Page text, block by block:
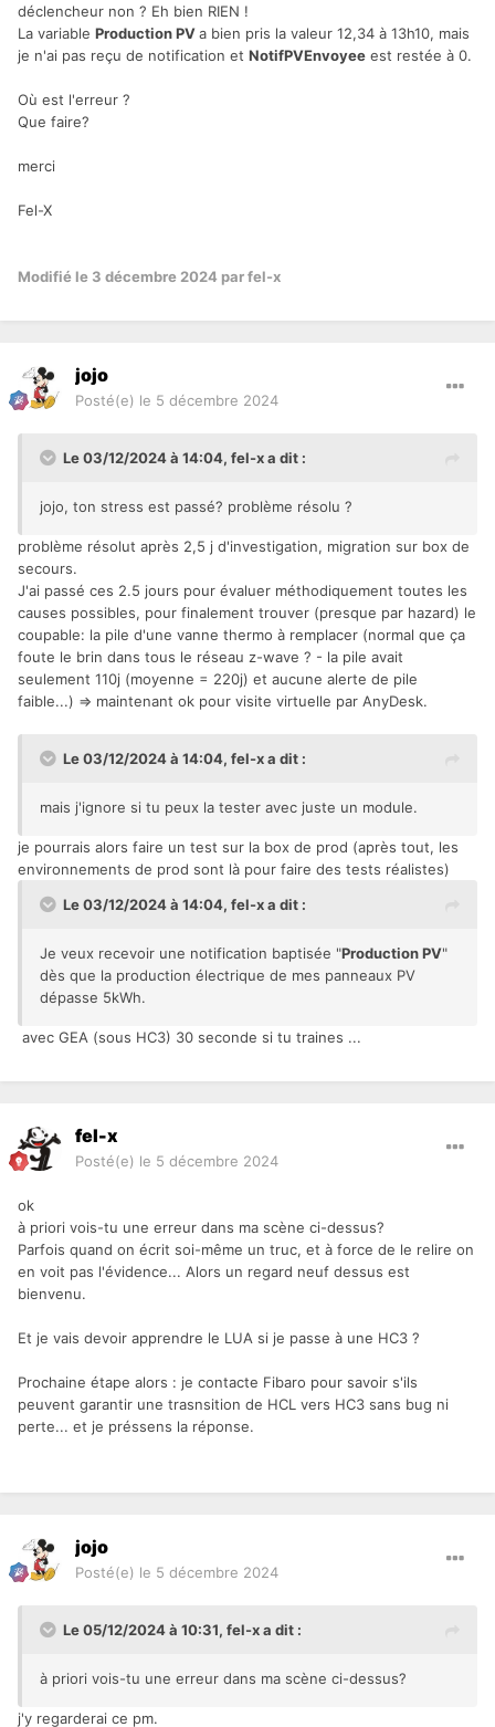
déclencheur non ? Eh bien RIEN !
La variable Production PVa bien pris la valeur 12,34 à 13h10, mais
je n'ai pas reçu de notification et NotifPVEnvoyee est restée à 0.
Où est l'erreur ?
Que faire?
merci
Fel-X
Modifié le 3 décembre 2024 par fel-x
jojo
Posté(e) le 5 décembre 2024
Le 03/12/2024 à 14:04, fel-xa dit :
jojo, ton stress est passé? problème résolu ?
problème résolut après 2,5 j d'investigation, migration sur box de
secours.
J'ai passé ces 2.5 jours pour évaluer méthodiquement toutes les
causes possibles, pour finalement trouver (presque par hazard) le
coupable: la pile d'une vanne thermo à remplacer (normal que ça
foute le brin dans tous le réseau z-wave ? - la pile avait
seulement 110j (moyenne = 220j) et aucune alerte de pile
faible...) => maintenant ok pour visite virtuelle par AnyDesk.
Le 03/12/2024 à 14:04, fel-xa dit :
mais j'ignore si tu peux la tester avec juste un module.
je pourrais alors faire un test sur la box de prod (après tout, les
environnements de prod sont là pour faire des tests réalistes)
Le 03/12/2024 à 14:04, fel-xa dit :
Je veux recevoir une notification baptisée "Production PV"
dès que la production électrique de mes panneaux PV
dépasse 5kWh.
avec GEA (sous HC3) 30 seconde si tu traines ...
fel-x
Posté(e) le 5 décembre 2024
ok
à priori vois-tu une erreur dans ma scène ci-dessus?
Parfois quand on écrit soi-même un truc, et à force de le relire on
en voit pas l'évidence... Alors un regard neuf dessus est
bienvenu.
Et je vais devoir apprendre le LUA si je passe à une HC3 ?
Prochaine étape alors : je contacte Fibaro pour savoir s'ils
peuvent garantir une trasnsition de HCL vers HC3 sans bug ni
perte... et je préssens la réponse.
jojo
Posté(e) le 5 décembre 2024
Le 05/12/2024 à 10:31, fel-xa dit :
à priori vois-tu une erreur dans ma scène ci-dessus?
j'y regarderai ce pm.